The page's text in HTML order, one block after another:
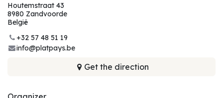
Houtemstraat 43
8980 Zandvoorde
België
+32 57 48 51 19
info@platpays.be
Get the direction